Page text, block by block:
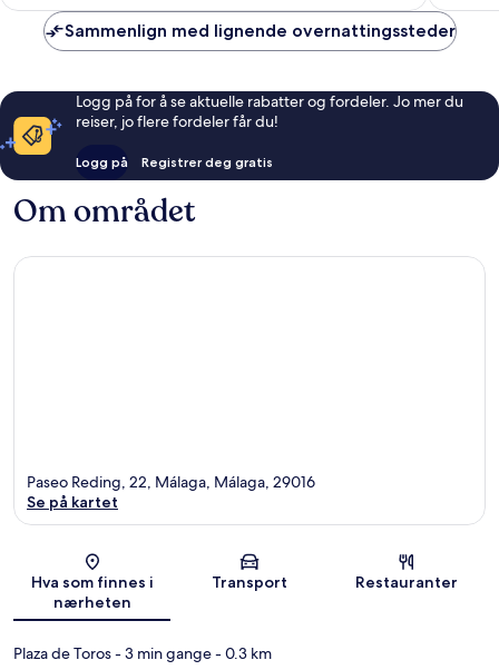
Sammenlign med lignende overnattingssteder
Logg på for å se aktuelle rabatter og fordeler. Jo mer du
reiser, jo flere fordeler får du!
Logg på Registrer deg gratis
Om området
Kart
Paseo Reding, 22, Málaga, Málaga, 29016
Se på kartet
Hva som finnes i
nærheten
Transport Restauranter
Plaza de Toros- 3 min gange- 0.3 km